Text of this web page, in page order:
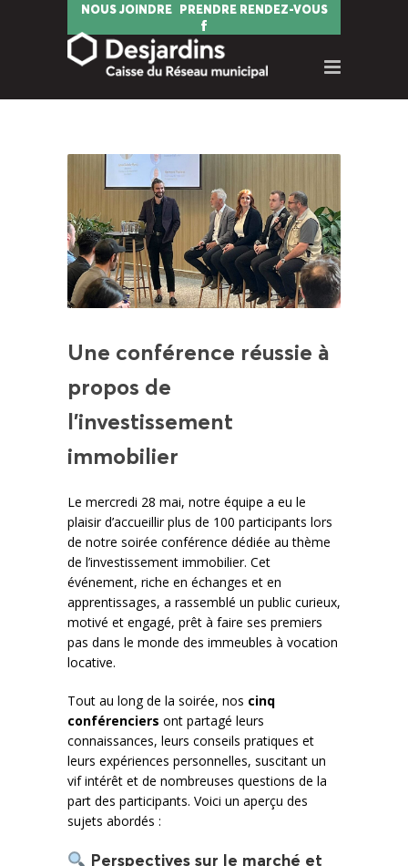
NOUS JOINDRE PRENDRE RENDEZ-VOUS
Une conférence réussie à
propos de
l’investissement
immobilier
Le mercredi 28 mai, notre équipe a eu le
plaisir d’accueillir plus de 100 participants lors
de notre soirée conférence dédiée au thème
de l’investissement immobilier. Cet
événement, riche en échanges et en
apprentissages, a rassemblé un public curieux,
motivé et engagé, prêt à faire ses premiers
pas dans le monde des immeubles à vocation
locative.
Tout au long de la soirée, nos cinq
conférenciers ont partagé leurs
connaissances, leurs conseils pratiques et
leurs expériences personnelles, suscitant un
vif intérêt et de nombreuses questions de la
part des participants. Voici un aperçu des
sujets abordés :
Perspectives sur le marché et